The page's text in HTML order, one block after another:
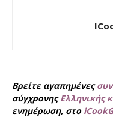
Βρείτε αγαπημένες
σύγχρονηςΕλληνικής
ενημέρωση, στο